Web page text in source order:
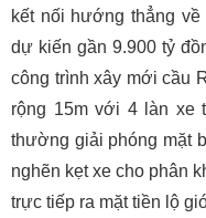
kết nối hướng thẳng
dự kiến gần 9.900 tỷ
công trình xây mới cầu
rộng 15m với 4 làn xe
thường giải phóng mặt
nghẽn kẹt xe cho phân
trực tiếp ra mặt tiền lộ